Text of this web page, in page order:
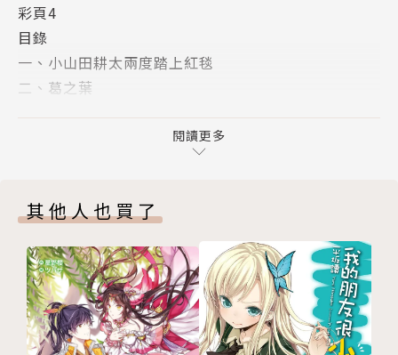
彩頁4
目錄
一、小山田耕太兩度踏上紅毯
二、葛之葉
抱歉，等很久了嗎？不，我剛到
閱讀更多
其他人也買了